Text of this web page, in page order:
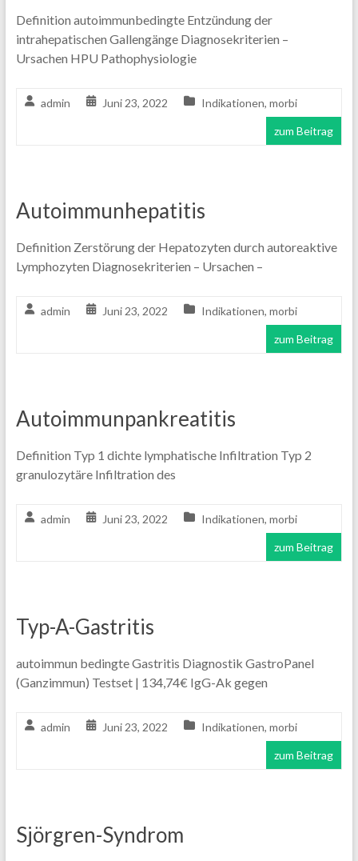
Definition autoimmunbedingte Entzündung der
intrahepatischen Gallengänge Diagnosekriterien –
Ursachen HPU Pathophysiologie
admin Juni 23, 2022 Indikationen, morbi
zum Beitrag
Autoimmunhepatitis
Definition Zerstörung der Hepatozyten durch autoreaktive
Lymphozyten Diagnosekriterien – Ursachen –
admin Juni 23, 2022 Indikationen, morbi
zum Beitrag
Autoimmunpankreatitis
Definition Typ 1 dichte lymphatische Infiltration Typ 2
granulozytäre Infiltration des
admin Juni 23, 2022 Indikationen, morbi
zum Beitrag
Typ-A-Gastritis
autoimmun bedingte Gastritis Diagnostik GastroPanel
(Ganzimmun) Testset | 134,74€ IgG-Ak gegen
admin Juni 23, 2022 Indikationen, morbi
zum Beitrag
Sjörgren-Syndrom